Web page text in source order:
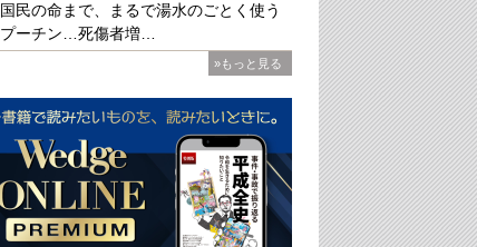
国民の命まで、まるで湯水のごとく使う
プーチン…死傷者増…
»もっと見る